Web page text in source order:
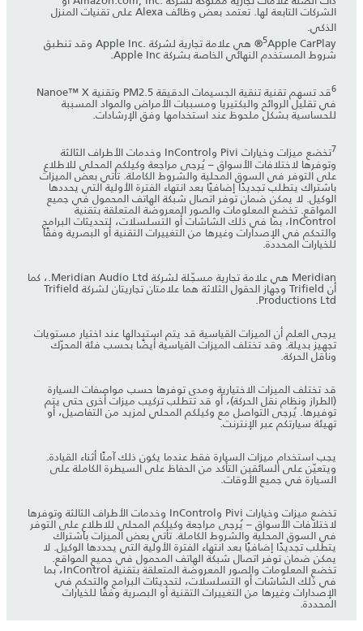
الشركات التابعة لها. تعتمد بعض وظائف Alexa على تقنيات المنزل
الذكي.
5 Apple CarPlay® هي علامة تجارية لشركة Apple Inc.‎ وقد تنطبق
شروط المستخدم النهائي الخاصة بشركة Apple Inc.
6 قد تسهم تقنية تنقية الجسيمات الدقيقة PM2.5 وتقنية Nanoe™ X
في تقليل الروائح والبكتيريا ومسببات الأمراض والمواد المسببة
للحساسية بشكل ملحوظ عند استخدامها وفق الإرشادات.
7 تخضع ميزات وخيارات Pivi وInControl وخدمات الأطراف الثالثة
وتوفرها لاختلافات الأسواق – يُرجى مراجعة وكيلكم المحلي للاطلاع
على التوفر في السوق المحلية والشروط الكاملة. تأتي بعض الميزات
باشتراك يتطلب تجديدًا إضافيًا بعد انتهاء الفترة الأولية التي يحددها
الوكيل. لا يمكن ضمان توفر اتصال شبكة الهاتف المحمول في جميع
المواقع. تخضع المعلومات والصور المعروضة المتعلقة بتقنية
InControl، بما في ذلك الشاشات أو التسلسلات، لتحديثات البرامج
والتحكم في الإصدارات وغيرها من التغييرات التقنية أو البصرية وفقًا
للخيارات المحددة.
Meridian هي علامة تجارية مسجّلة لشركة Meridian Audio Ltd.، كما
أن Trifield وجهاز الحقول الثلاثة هما علامتان تجاريتان لشركة Trifield
Productions Ltd.
يرجى العلم أن الميزات القياسية قد يتم استبدالها عند اختيار مستويات
تجهيز بديلة. وقد تختلف الميزات القياسية أيضًا بحسب فئة المحرّك
وناقل الحركة.
قد تختلف الميزات الاختيارية ومدى توفرها حسب مواصفات السيارة
(الطراز ونظام نقل الحركة)، أو قد تتطلب تركيب ميزات أخرى حتى يتم
توفيرها. يُرجى التواصل مع وكيلكم المحلي لمزيد من التفاصيل، أو
تهيئة سيارتكم عبر الإنترنت.
يجب استخدام ميزات السيارة فقط عندما يكون ذلك آمنًا أثناء القيادة.
ويتعيّن على السائقين التأكد من الحفاظ على السيطرة الكاملة على
السيارة في جميع الأوقات.
تخضع ميزات وخيارات Pivi وInControl وخدمات الأطراف الثالثة وتوفرها
لاختلافات الأسواق – يُرجى مراجعة وكيلكم المحلي للاطلاع على التوفر
في السوق المحلية والشروط الكاملة. تأتي بعض الميزات باشتراك
يتطلب تجديدًا إضافيًا بعد انتهاء الفترة الأولية التي يحددها الوكيل. لا
يمكن ضمان توفر اتصال شبكة الهاتف المحمول في جميع المواقع.
تخضع المعلومات والصور المعروضة المتعلقة بتقنية InControl، بما
في ذلك الشاشات أو التسلسلات، لتحديثات البرامج والتحكم في
الإصدارات وغيرها من التغييرات التقنية أو البصرية وفقًا للخيارات
المحددة.